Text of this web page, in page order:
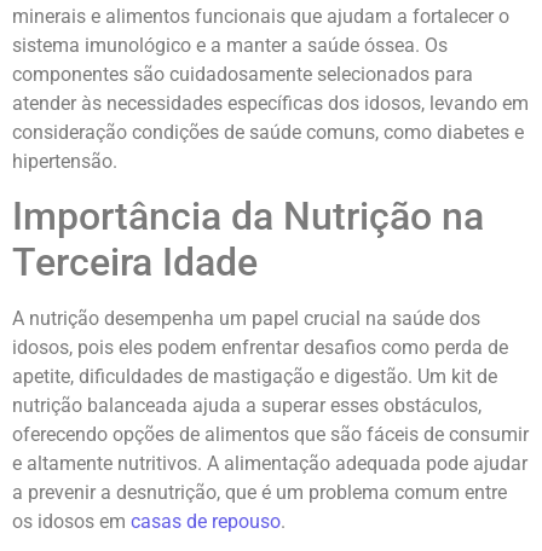
minerais e alimentos funcionais que ajudam a fortalecer o
sistema imunológico e a manter a saúde óssea. Os
componentes são cuidadosamente selecionados para
atender às necessidades específicas dos idosos, levando em
consideração condições de saúde comuns, como diabetes e
hipertensão.
Importância da Nutrição na
Terceira Idade
A nutrição desempenha um papel crucial na saúde dos
idosos, pois eles podem enfrentar desafios como perda de
apetite, dificuldades de mastigação e digestão. Um kit de
nutrição balanceada ajuda a superar esses obstáculos,
oferecendo opções de alimentos que são fáceis de consumir
e altamente nutritivos. A alimentação adequada pode ajudar
a prevenir a desnutrição, que é um problema comum entre
os idosos em casas de repouso.